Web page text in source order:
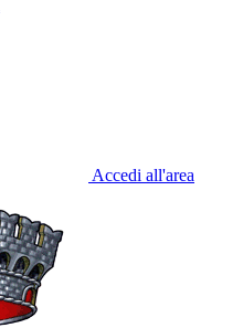
Accedi all'area